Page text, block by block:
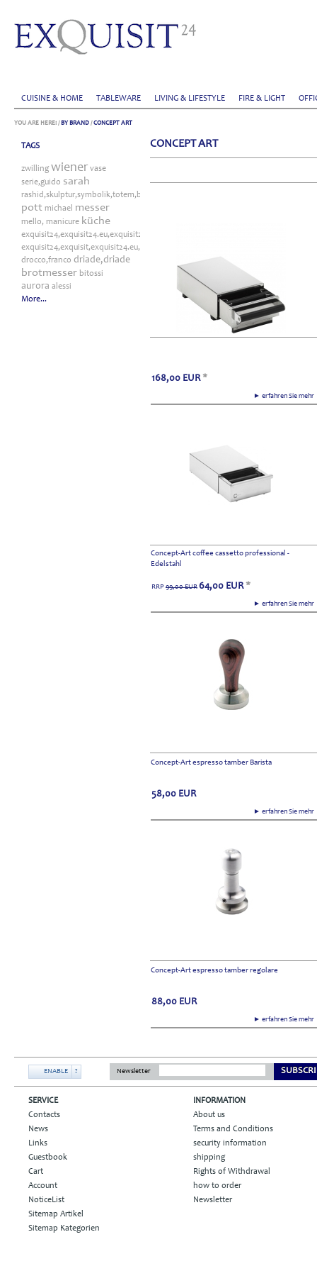
CUISINE & HOME TABLEWARE LIVING & LIFESTYLE FIRE & LIGHT
YOU ARE HERE: / BY BRAND /CONCEPT ART
TAGS
zwilling wiener vase
serie,guido sarah
rashid,skulptur,symbolik,totem,bitossi
pott michael messer
mello, manicure küche
exquisit24,exquisit24.eu,exquisit24.de,driade,odette,tafelaufsatz,schale,silber
drocco,franco driade,driade
brotmesser bitossi
aurora alessi
More...
CONCEPT ART
► erfahren Sie
168,00 EUR *
Concept-Art coffee cassetto professional -
Edelstahl
► erfahren Sie
RRP 99,00EUR 64,00 EUR *
Concept-Art espresso tamber Barista
► erfahren Sie
58,00 EUR
Concept-Art espresso tamber regolare
► erfahren Sie
88,00 EUR
ENABLE ? Newsletter
SERVICE
Contacts
News
Links
Guestbook
Cart
Account
NoticeList
Sitemap Artikel
Sitemap Kategorien
INFORMATION
About us
Terms and Conditions
security information
shipping
Rights of Withdrawal
how to order
Newsletter